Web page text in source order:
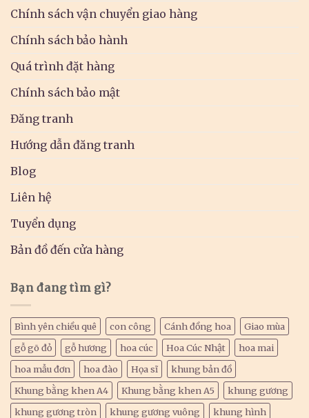
Chính sách vận chuyển giao hàng
Chính sách bảo hành
Quá trình đặt hàng
Chính sách bảo mật
Đăng tranh
Hướng dẫn đăng tranh
Blog
Liên hệ
Tuyển dụng
Bản đồ đến cửa hàng
Bạn đang tìm gì?
Bình yên chiều quê con công Cánh đồng hoa
Giao mùa
gỗ gõ đỏ
gỗ hương hoa cúc Hoa Cúc Nhật
hoa mai
hoa mẫu đơn
hoa đào Họa sĩ
khung bản đồ
Khung bằng khen A4
Khung bằng khen A5
khung gương
khung gương tròn
khung gương vuông
khung hình